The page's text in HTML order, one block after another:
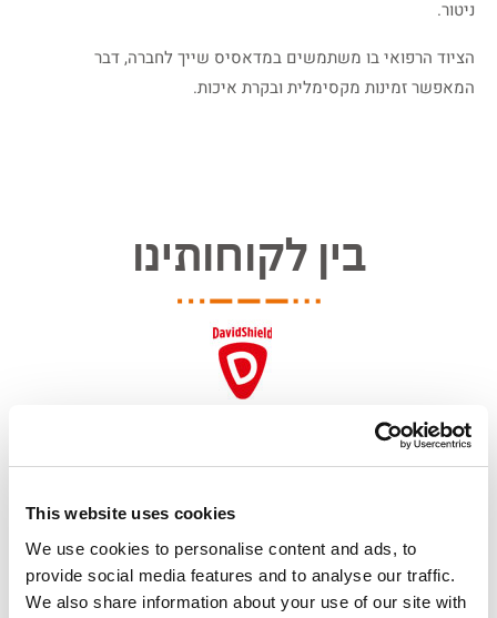
This website uses cookies
We use cookies to personalise content and ads, to
provide social media features and to analyse our traffic.
We also share information about your use of our site with
ניטור.
הציוד הרפואי בו משתמשים במדאסיס שייך לחברה, דבר
המאפשר זמינות מקסימלית ובקרת איכות.
בין לקוחותינו